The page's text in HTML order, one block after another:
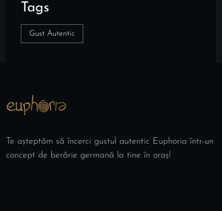
Tags
Gust Autentic
Te așteptăm să încerci gustul autentic Euphoria într-un
concept de berărie germană la tine în oraș!